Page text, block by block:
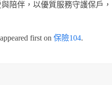
陪伴，以優質服務守護保戶，
appeared first on 保險104.